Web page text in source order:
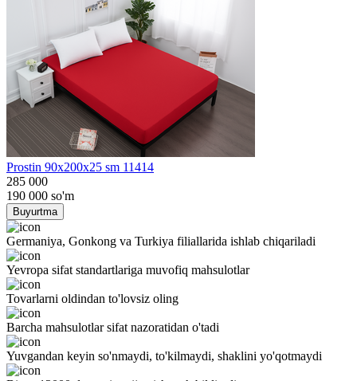
Prostin 90x200x25 sm 11414
285 000
190 000 so'm
Buyurtma
Germaniya, Gonkong va Turkiya filiallarida ishlab chiqariladi
Yevropa sifat standartlariga muvofiq mahsulotlar
Tovarlarni oldindan to'lovsiz oling
Barcha mahsulotlar sifat nazoratidan o'tadi
Yuvgandan keyin so'nmaydi, to'kilmaydi, shaklini yo'qotmaydi